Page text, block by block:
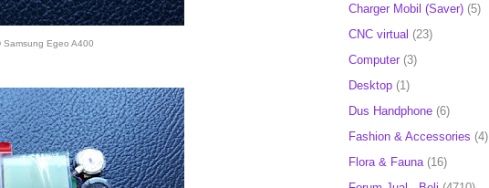
Samsung Egeo A400
Charger Mobil (Saver) (5)
CNC virtual (23)
Computer (3)
Desktop (1)
Dus Handphone (6)
Fashion & Accessories (4)
Flora & Fauna (16)